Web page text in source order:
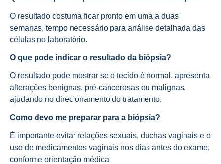
O resultado costuma ficar pronto em uma a duas
semanas, tempo necessário para análise detalhada das
células no laboratório.
O que pode indicar o resultado da biópsia?
O resultado pode mostrar se o tecido é normal, apresenta
alterações benignas, pré-cancerosas ou malignas,
ajudando no direcionamento do tratamento.
Como devo me preparar para a biópsia?
É importante evitar relações sexuais, duchas vaginais e o
uso de medicamentos vaginais nos dias antes do exame,
conforme orientação médica.